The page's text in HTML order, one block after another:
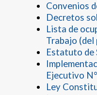
Convenios
Decretos
Lista de
Trabajo (del
Estatuto de
Ejecutivo
Ley